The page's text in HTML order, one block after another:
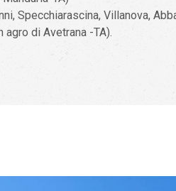
Specchiarascina, Villanova,
agro di Avetrana -TA).